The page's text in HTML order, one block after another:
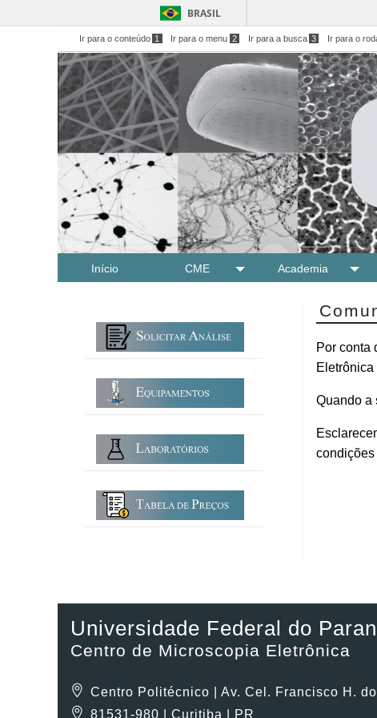
BRASIL
Ir para o conteúdo 1 Ir para o menu 2 Ir para a busca 3 Ir para o
Início CME Academia
Por conta
Quando a
condições
Universidade Federal do
Centro de Microscopia Eletrônica
Centro Politécnico | Av. Cel. Francisco H.
81531-980 | Curitiba | PR